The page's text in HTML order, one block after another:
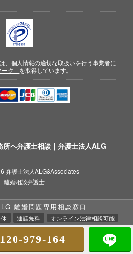
所へ弁護士相談｜弁護士法人ALG
、個人情報の適切な取扱いを行う事業者に
ク」 を取得しています。
弁護士法人ALG&Associates
離婚相談弁護士
離婚問題専用相談窓口
通話無料 オンライン法律相談可能
979-164